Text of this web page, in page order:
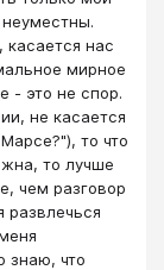
нас
мирное
- это не спор.
не касается
то что
то лучше
чем разговор
развлечься
знаю, что